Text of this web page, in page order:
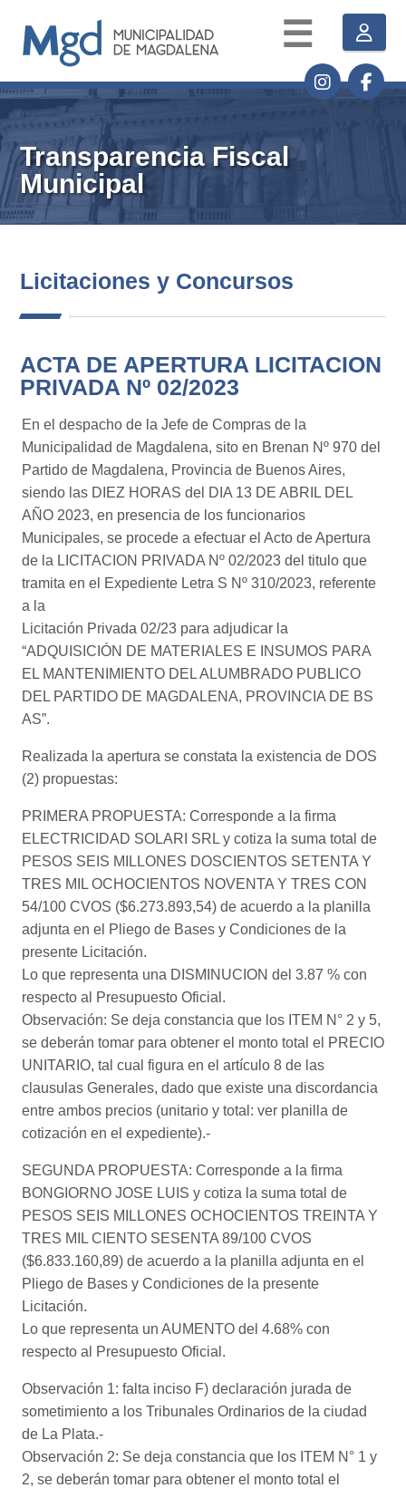
☰
Transparencia Fiscal
Municipal
Licitaciones y Concursos
ACTA DE APERTURA LICITACION
PRIVADA Nº 02/2023
En el despacho de la Jefe de Compras de la
Municipalidad de Magdalena, sito en Brenan Nº 970 del
Partido de Magdalena, Provincia de Buenos Aires,
siendo las DIEZ HORAS del DIA 13 DE ABRIL DEL
AÑO 2023, en presencia de los funcionarios
Municipales, se procede a efectuar el Acto de Apertura
de la LICITACION PRIVADA Nº 02/2023 del titulo que
tramita en el Expediente Letra S Nº 310/2023, referente
a la
Licitación Privada 02/23 para adjudicar la
“ADQUISICIÓN DE MATERIALES E INSUMOS PARA
EL MANTENIMIENTO DEL ALUMBRADO PUBLICO
DEL PARTIDO DE MAGDALENA, PROVINCIA DE BS
AS”.
Realizada la apertura se constata la existencia de DOS
(2) propuestas:
PRIMERA PROPUESTA: Corresponde a la firma
ELECTRICIDAD SOLARI SRL y cotiza la suma total de
PESOS SEIS MILLONES DOSCIENTOS SETENTA Y
TRES MIL OCHOCIENTOS NOVENTA Y TRES CON
54/100 CVOS ($6.273.893,54) de acuerdo a la planilla
adjunta en el Pliego de Bases y Condiciones de la
presente Licitación.
Lo que representa una DISMINUCION del 3.87 % con
respecto al Presupuesto Oficial.
Observación: Se deja constancia que los ITEM N° 2 y 5,
se deberán tomar para obtener el monto total el PRECIO
UNITARIO, tal cual figura en el artículo 8 de las
clausulas Generales, dado que existe una discordancia
entre ambos precios (unitario y total: ver planilla de
cotización en el expediente).-
SEGUNDA PROPUESTA: Corresponde a la firma
BONGIORNO JOSE LUIS y cotiza la suma total de
PESOS SEIS MILLONES OCHOCIENTOS TREINTA Y
TRES MIL CIENTO SESENTA 89/100 CVOS
($6.833.160,89) de acuerdo a la planilla adjunta en el
Pliego de Bases y Condiciones de la presente
Licitación.
Lo que representa un AUMENTO del 4.68% con
respecto al Presupuesto Oficial.
Observación 1: falta inciso F) declaración jurada de
sometimiento a los Tribunales Ordinarios de la ciudad
de La Plata.-
Observación 2: Se deja constancia que los ITEM N° 1 y
2, se deberán tomar para obtener el monto total el